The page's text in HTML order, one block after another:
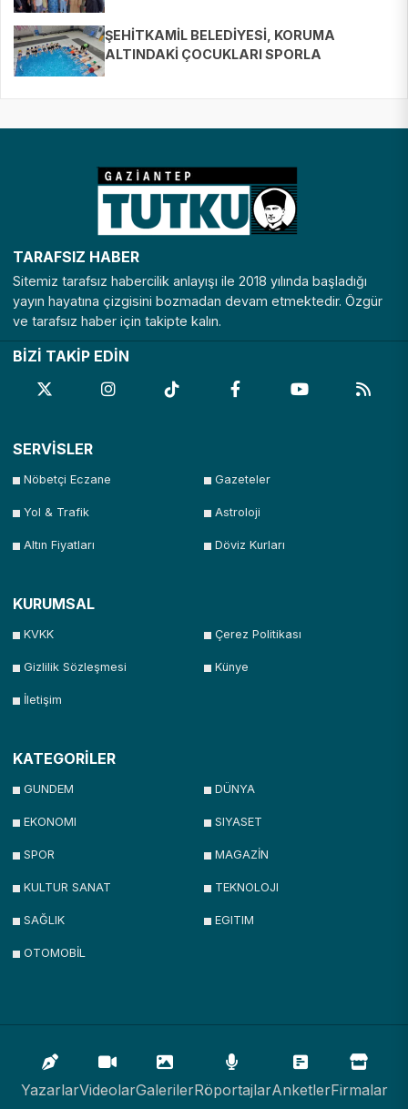
ŞEHİTKAMİL BELEDİYESİ, KORUMA
ALTINDAKİ ÇOCUKLARI SPORLA
TARAFSIZ HABER
Sitemiz tarafsız habercilik anlayışı ile 2018 yılında başladığı
yayın hayatına çizgisini bozmadan devam etmektedir. Özgür
ve tarafsız haber için takipte kalın.
BİZİ TAKİP EDİN
SERVİSLER
Nöbetçi Eczane Gazeteler
Yol & Trafik Astroloji
Altın Fiyatları Döviz Kurları
KURUMSAL
KVKK Çerez Politikası
Gizlilik Sözleşmesi Künye
İletişim
KATEGORİLER
GUNDEM DÜNYA
EKONOMI SIYASET
SPOR MAGAZİN
KULTUR SANAT TEKNOLOJI
SAĞLIK EGITIM
OTOMOBİL
YazarlarVideolarGalerilerRöportajlarAnketlerFirmalar